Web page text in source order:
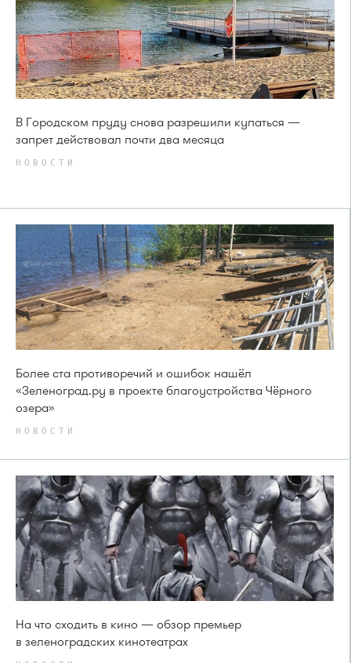
В Городском пруду снова разрешили купаться —
запрет действовал почти два месяца
НОВОСТИ
Более ста противоречий и ошибок нашёл
«Зеленоград.ру в проекте благоустройства Чёрного
озера»
НОВОСТИ
На что сходить в кино — обзор премьер
в зеленоградских кинотеатрах